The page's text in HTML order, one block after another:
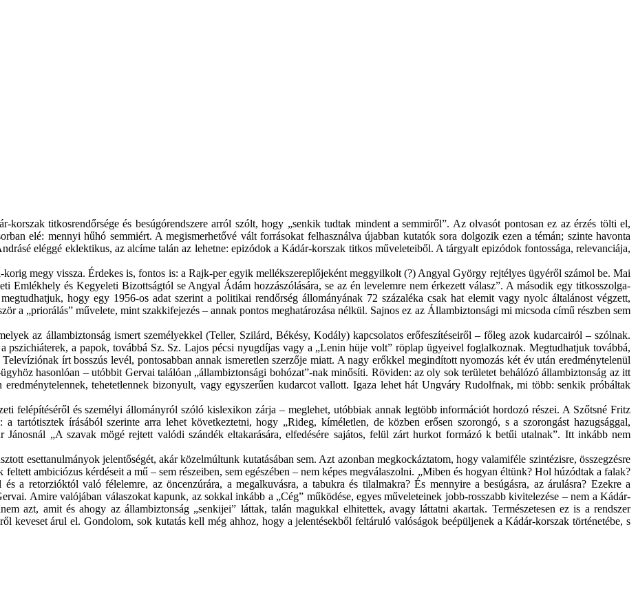
titkosrendőrsége és besúgórendszere arról szólt, hogy „senkik tudtak mindent a semmiről”. Az olvasót pontosan ez az érzés tölti el,
elé: mennyi hűhó semmiért. A megismerhetővé vált forrásokat felhasználva újabban kutatók sora dolgozik ezen a témán; szinte havonta
eléggé eklektikus, az alcíme talán az lehetne: epizódok a Kádár-korszak titkos műveleteiből. A tárgyalt epizódok fontossága, relevanciája,
megy vissza. Érdekes is, fontos is: a Rajk-per egyik mellékszereplőjeként meggyilkolt (?) Angyal György rejtélyes ügyéről számol be. Mai
Emlékhely és Kegyeleti Bizottságtól se Angyal Ádám hozzászólására, se az én levelemre nem érkezett válasz”. A második egy titkosszolga-
hogy egy 1956-os adat szerint a politikai rendőrség állományának 72 százaléka csak hat elemit vagy nyolc általánost végzett,
a „priorálás” művelete, mint szakkifejezés – annak pontos meghatározása nélkül. Sajnos ez az Állambiztonsági mi micsoda című részben sem
az állambiztonság ismert személyekkel (Teller, Szilárd, Békésy, Kodály) kapcsolatos erőfeszítéseiről – főleg azok kudarcairól – szólnak.
pszichiáterek, a papok, továbbá Sz. Sz. Lajos pécsi nyugdíjas vagy a „Lenin hüje volt” röplap ügyeivel foglalkoznak. Megtudhatjuk továbbá,
írt bosszús levél, pontosabban annak ismeretlen szerzője miatt. A nagy erőkkel megindított nyomozás két év után eredménytelenül
hasonlóan – utóbbit Gervai találóan „állambiztonsági bohózat”-nak minősíti. Röviden: az oly sok területet behálózó állambiztonság az itt
tehetetlennek bizonyult, vagy egyszerűen kudarcot vallott. Igaza lehet hát Ungváry Rudolfnak, mi több: senkik próbáltak
felépítéséről és személyi állományról szóló kislexikon zárja – meglehet, utóbbiak annak legtöbb információt hordozó részei. A Szőtsné Fritz
tartótisztek írásából szerinte arra lehet következtetni, hogy „Rideg, kíméletlen, de közben erősen szorongó, s a szorongást hazugsággal,
Jánosnál „A szavak mögé rejtett valódi szándék eltakarására, elfedésére sajátos, felül zárt hurkot formázó k betűi utalnak”. Itt inkább nem
esettanulmányok jelentőségét, akár közelmúltunk kutatásában sem. Azt azonban megkockáztatom, hogy valamiféle szintézisre, összegzésre
ambiciózus kérdéseit a mű – sem részeiben, sem egészében – nem képes megválaszolni. „Miben és hogyan éltünk? Hol húzódtak a falak?
a retorzióktól való félelemre, az öncenzúrára, a megalkuvásra, a tabukra és tilalmakra? És mennyire a besúgásra, az árulásra? Ezekre a
Amire valójában válaszokat kapunk, az sokkal inkább a „Cég” működése, egyes műveleteinek jobb-rosszabb kivitelezése – nem a Kádár-
azt, amit és ahogy az állambiztonság „senkijei” láttak, talán magukkal elhitettek, avagy láttatni akartak. Természetesen ez is a rendszer
keveset árul el. Gondolom, sok kutatás kell még ahhoz, hogy a jelentésekből feltáruló valóságok beépüljenek a Kádár-korszak történetébe, s